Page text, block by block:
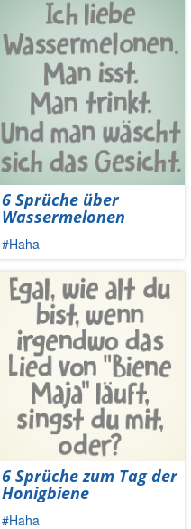
6 Sprüche über
Wassermelonen
#Haha
6 Sprüche zum Tag der
Honigbiene
#Haha